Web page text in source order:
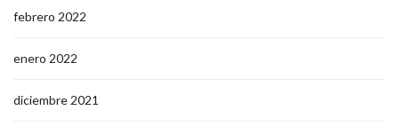
febrero 2022
enero 2022
diciembre 2021